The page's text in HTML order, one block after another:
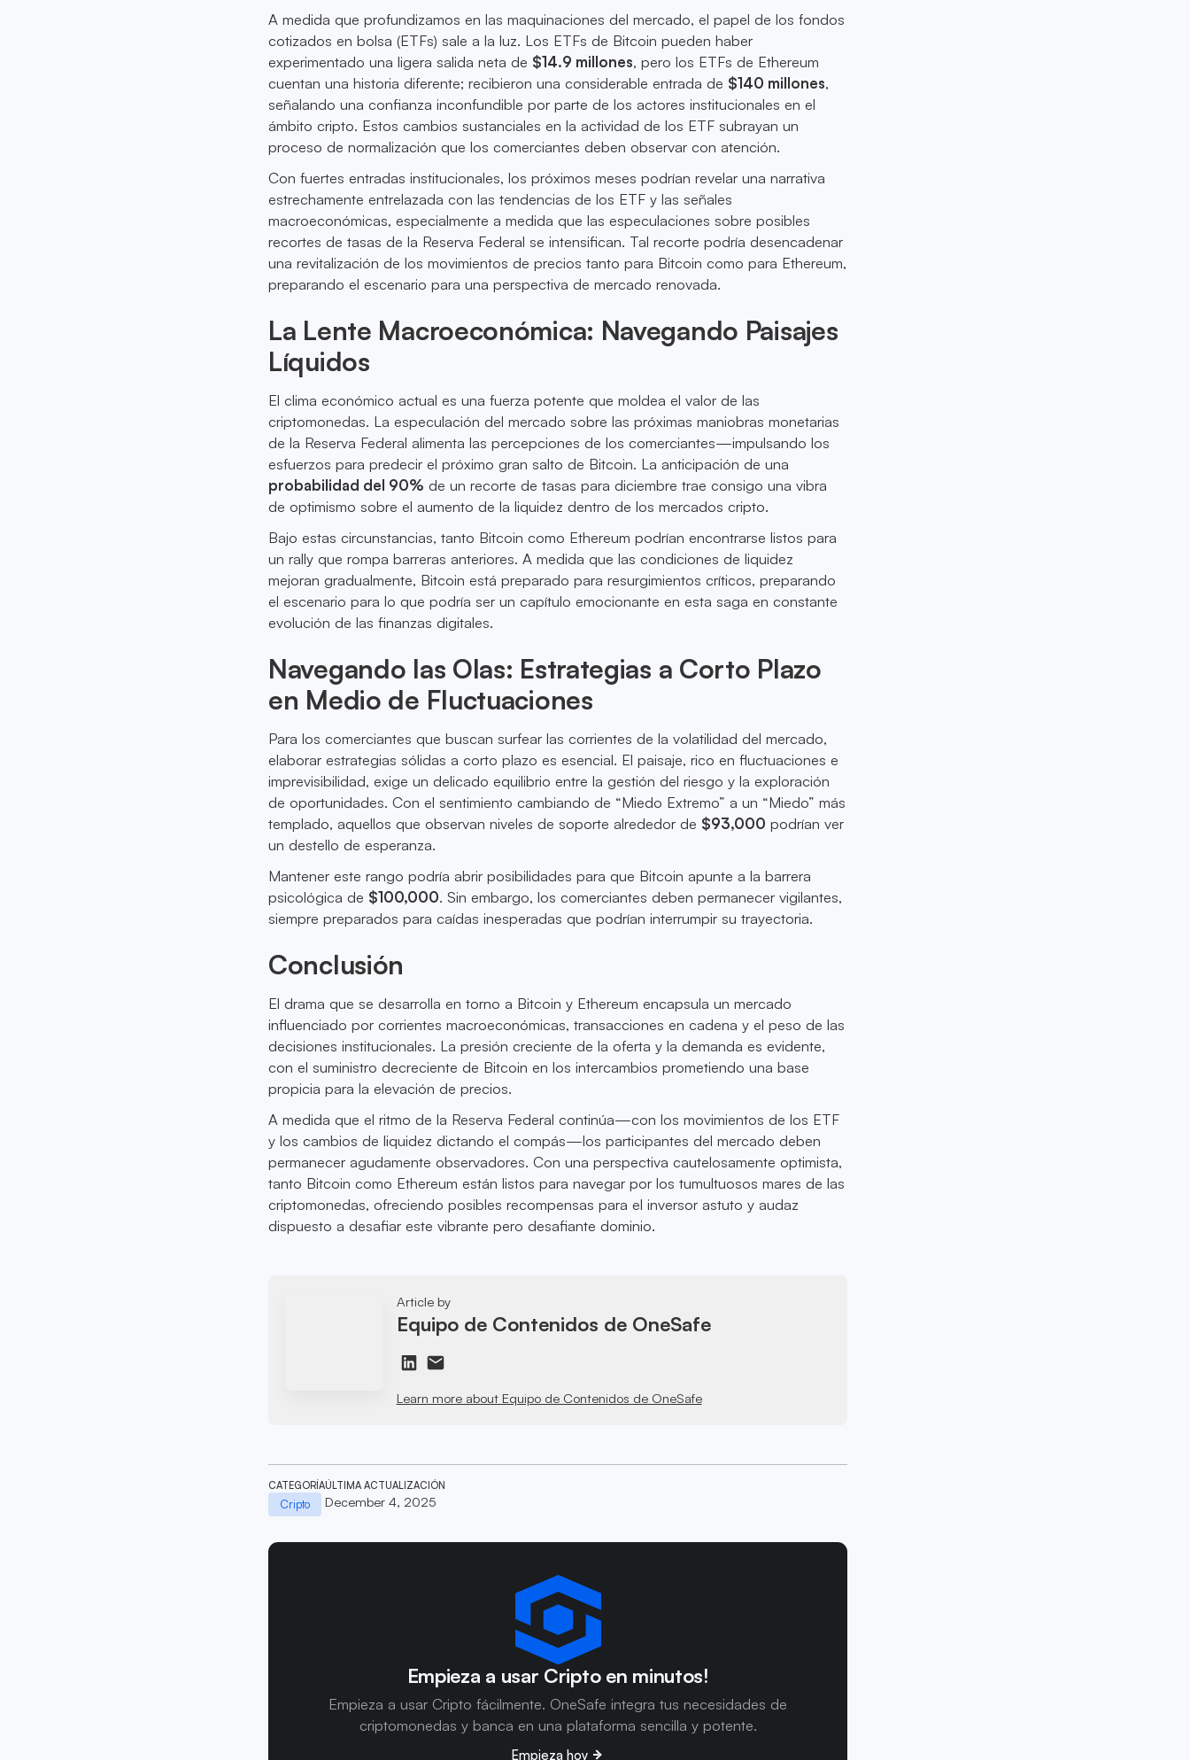
A medida que profundizamos en las maquinaciones del mercado, el papel de los fondos
cotizados en bolsa (ETFs) sale a la luz. Los ETFs de Bitcoin pueden haber
experimentado una ligera salida neta de $14.9 millones, pero los ETFs de Ethereum
cuentan una historia diferente; recibieron una considerable entrada de $140 millones,
señalando una confianza inconfundible por parte de los actores institucionales en el
ámbito cripto. Estos cambios sustanciales en la actividad de los ETF subrayan un
proceso de normalización que los comerciantes deben observar con atención.
Con fuertes entradas institucionales, los próximos meses podrían revelar una narrativa
estrechamente entrelazada con las tendencias de los ETF y las señales
macroeconómicas, especialmente a medida que las especulaciones sobre posibles
recortes de tasas de la Reserva Federal se intensifican. Tal recorte podría desencadenar
una revitalización de los movimientos de precios tanto para Bitcoin como para Ethereum,
preparando el escenario para una perspectiva de mercado renovada.
La Lente Macroeconómica: Navegando Paisajes
Líquidos
El clima económico actual es una fuerza potente que moldea el valor de las
criptomonedas. La especulación del mercado sobre las próximas maniobras monetarias
de la Reserva Federal alimenta las percepciones de los comerciantes—impulsando los
esfuerzos para predecir el próximo gran salto de Bitcoin. La anticipación de una
probabilidad del 90% de un recorte de tasas para diciembre trae consigo una vibra
de optimismo sobre el aumento de la liquidez dentro de los mercados cripto.
Bajo estas circunstancias, tanto Bitcoin como Ethereum podrían encontrarse listos para
un rally que rompa barreras anteriores. A medida que las condiciones de liquidez
mejoran gradualmente, Bitcoin está preparado para resurgimientos críticos, preparando
el escenario para lo que podría ser un capítulo emocionante en esta saga en constante
evolución de las finanzas digitales.
Navegando las Olas: Estrategias a Corto Plazo
en Medio de Fluctuaciones
Para los comerciantes que buscan surfear las corrientes de la volatilidad del mercado,
elaborar estrategias sólidas a corto plazo es esencial. El paisaje, rico en fluctuaciones e
imprevisibilidad, exige un delicado equilibrio entre la gestión del riesgo y la exploración
de oportunidades. Con el sentimiento cambiando de “Miedo Extremo” a un “Miedo” más
templado, aquellos que observan niveles de soporte alrededor de $93,000 podrían ver
un destello de esperanza.
Mantener este rango podría abrir posibilidades para que Bitcoin apunte a la barrera
psicológica de $100,000. Sin embargo, los comerciantes deben permanecer vigilantes,
siempre preparados para caídas inesperadas que podrían interrumpir su trayectoria.
Conclusión
El drama que se desarrolla en torno a Bitcoin y Ethereum encapsula un mercado
influenciado por corrientes macroeconómicas, transacciones en cadena y el peso de las
decisiones institucionales. La presión creciente de la oferta y la demanda es evidente,
con el suministro decreciente de Bitcoin en los intercambios prometiendo una base
propicia para la elevación de precios.
A medida que el ritmo de la Reserva Federal continúa—con los movimientos de los ETF
y los cambios de liquidez dictando el compás—los participantes del mercado deben
permanecer agudamente observadores. Con una perspectiva cautelosamente optimista,
tanto Bitcoin como Ethereum están listos para navegar por los tumultuosos mares de las
criptomonedas, ofreciendo posibles recompensas para el inversor astuto y audaz
dispuesto a desafiar este vibrante pero desafiante dominio.
Article by
Equipo de Contenidos de OneSafe
Learn more about Equipo de Contenidos de OneSafe
CATEGORÍA
Cripto
ÚLTIMA ACTUALIZACIÓN
December 4, 2025
Empieza a usar Cripto en minutos!
Empieza a usar Cripto fácilmente. OneSafe integra tus necesidades de
criptomonedas y banca en una plataforma sencilla y potente.
Empieza hoy